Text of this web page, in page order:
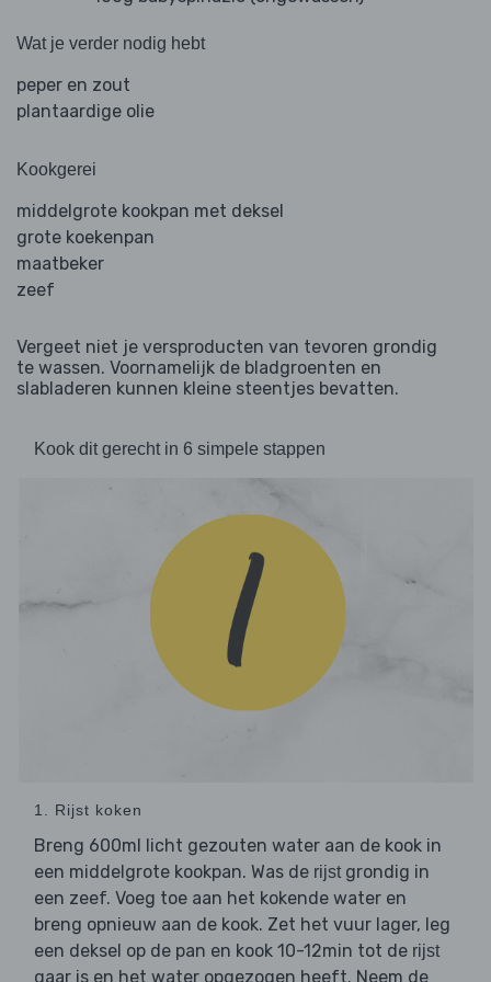
Wat je verder nodig hebt
peper en zout
plantaardige olie
Kookgerei
middelgrote kookpan met deksel
grote koekenpan
maatbeker
zeef
Vergeet niet je versproducten van tevoren grondig
te wassen. Voornamelijk de bladgroenten en
slabladeren kunnen kleine steentjes bevatten.
Kook dit gerecht in 6 simpele stappen
1. Rijst koken
Breng 600ml licht gezouten water aan de kook in
een middelgrote kookpan. Was de rijst grondig in
een zeef. Voeg toe aan het kokende water en
breng opnieuw aan de kook. Zet het vuur lager, leg
een deksel op de pan en kook 10-12min tot de rijst
gaar is en het water opgezogen heeft. Neem de